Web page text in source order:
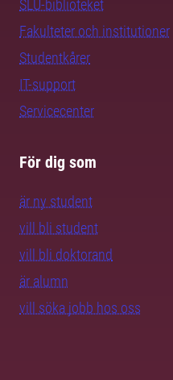
SLU-biblioteket
Fakulteter och institutioner
Studentkårer
IT-support
Servicecenter
För dig som
är ny student
vill bli student
vill bli doktorand
är alumn
vill söka jobb hos oss